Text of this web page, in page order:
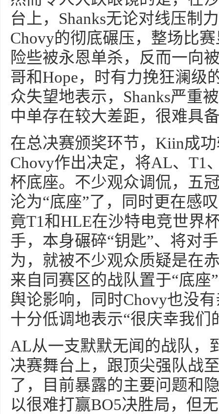
台上，Shanks无论对线压制
Chovy的彻底碾压，整场比
险些被永恩单杀，反而一向
哥和Hope，时有力挽狂澜级
众失望地表示，Shanks严重
中单存在较大差距，很难具
在总决赛颁奖环节，Kiin成
Chovy作出决定，将AL、T1
杯底座。不少观众调侃，五
沦为“底座”了，同时更在感
竟T1和HLE在沙特电竞世界
手，本身碾碎“钥匙”、将对
为，就被不少观众质疑是在
来自同赛区的战队置于“底座
舆论影响，同时Chovy也没
十分低调地表示“很庆幸我们
AL从一支默默无闻的战队，
决赛舞台上，跟顶尖强队战
了，目前暴露的主要问题和
以很难打赢BO5决胜局，但